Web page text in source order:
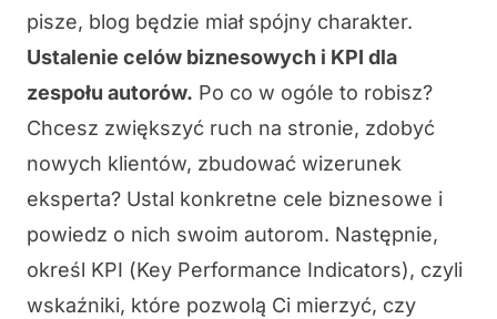
pisze, blog będzie miał spójny charakter.
Ustalenie celów biznesowych i KPI dla
zespołu autorów. Po co w ogóle to robisz?
Chcesz zwiększyć ruch na stronie, zdobyć
nowych klientów, zbudować wizerunek
eksperta? Ustal konkretne cele biznesowe i
powiedz o nich swoim autorom. Następnie,
określ KPI (Key Performance Indicators), czyli
wskaźniki, które pozwolą Ci mierzyć, czy